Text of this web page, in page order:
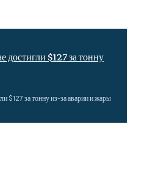
достигли $127 за тонну
$127 за тонну из-за аварии и жары